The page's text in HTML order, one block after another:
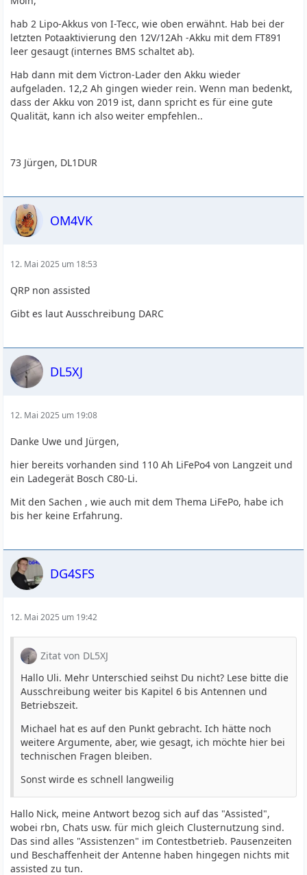
hab 2 Lipo-Akkus von I-Tecc, wie oben erwähnt. Hab bei der
letzten Potaaktivierung den 12V/12Ah -Akku mit dem FT891
leer gesaugt (internes BMS schaltet ab).
Hab dann mit dem Victron-Lader den Akku wieder
aufgeladen. 12,2 Ah gingen wieder rein. Wenn man bedenkt,
dass der Akku von 2019 ist, dann spricht es für eine gute
Qualität, kann ich also weiter empfehlen..
73 Jürgen, DL1DUR
OM4VK
12. Mai 2025 um 18:53
QRP non assisted
Gibt es laut Ausschreibung DARC
DL5XJ
12. Mai 2025 um 19:08
Danke Uwe und Jürgen,
hier bereits vorhanden sind 110 Ah LiFePo4 von Langzeit und
ein Ladegerät Bosch C80-Li.
Mit den Sachen , wie auch mit dem Thema LiFePo, habe ich
bis her keine Erfahrung.
DG4SFS
12. Mai 2025 um 19:42
Zitat von DL5XJ
Hallo Uli. Mehr Unterschied seihst Du nicht? Lese bitte die
Ausschreibung weiter bis Kapitel 6 bis Antennen und
Betriebszeit.
Michael hat es auf den Punkt gebracht. Ich hätte noch
weitere Argumente, aber, wie gesagt, ich möchte hier bei
technischen Fragen bleiben.
Sonst wirde es schnell langweilig
Hallo Nick, meine Antwort bezog sich auf das "Assisted",
wobei rbn, Chats usw. für mich gleich Clusternutzung sind.
Das sind alles "Assistenzen" im Contestbetrieb. Pausenzeiten
und Beschaffenheit der Antenne haben hingegen nichts mit
assisted zu tun.